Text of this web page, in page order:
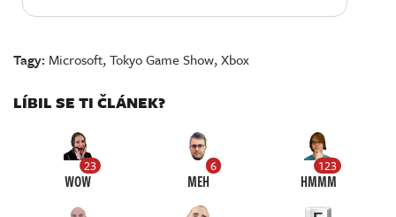
Tagy: Microsoft,Tokyo Game Show,Xbox
LÍBIL SE TI ČLÁNEK?
23
WOW
6
MEH
123
HMMM